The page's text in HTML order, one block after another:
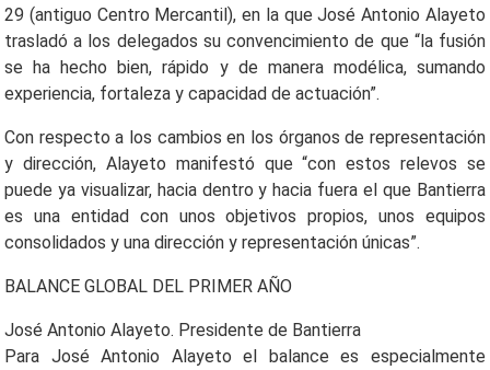
29 (antiguo Centro Mercantil), en la que José Antonio Alayeto
trasladó a los delegados su convencimiento de que “la fusión
se ha hecho bien, rápido y de manera modélica, sumando
experiencia, fortaleza y capacidad de actuación”.
Con respecto a los cambios en los órganos de representación
y dirección, Alayeto manifestó que “con estos relevos se
puede ya visualizar, hacia dentro y hacia fuera el que Bantierra
es una entidad con unos objetivos propios, unos equipos
consolidados y una dirección y representación únicas”.
BALANCE GLOBAL DEL PRIMER AÑO
José Antonio Alayeto. Presidente de Bantierra
Para José Antonio Alayeto el balance es especialmente